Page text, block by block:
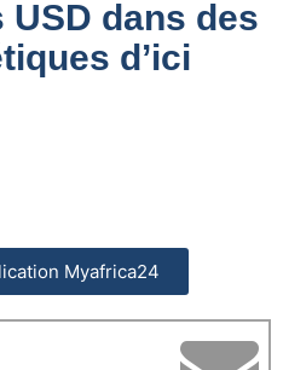
dans des
d’ici
Myafrica24